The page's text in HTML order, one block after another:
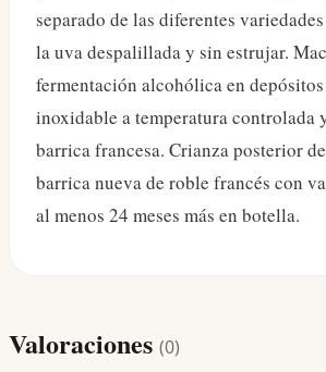
separado de las diferentes
la uva despalillada y sin estrujar.
fermentación alcohólica en
inoxidable a temperatura controlada
barrica francesa. Crianza posterior
barrica nueva de roble francés con
al menos 24 meses más en botella.
Valoraciones (0)